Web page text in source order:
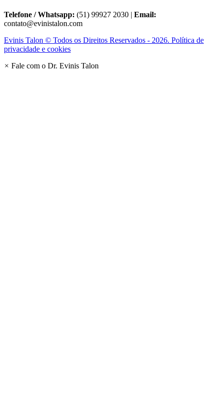
Telefone / Whatsapp: (51) 99927 2030 | Email:
contato@evinistalon.com
Evinis Talon © Todos os Direitos Reservados - 2026. Política de
privacidade e cookies
× Fale com o Dr. Evinis Talon